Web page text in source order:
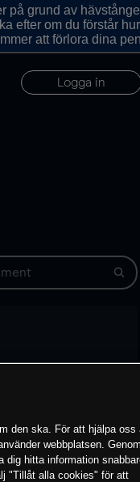
på grund av
efter om du förstår
att förlora dina
Logga in
den ska. För att hjälpa oss
webbplatsen. Genom
dig hitta information
"Tillåt alla cookies" för att